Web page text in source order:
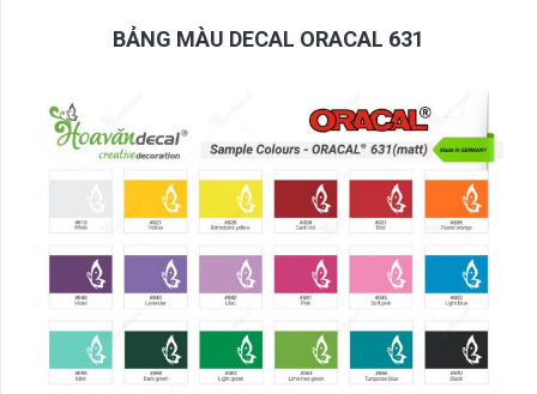
BẢNG MÀU DECAL ORACAL 631